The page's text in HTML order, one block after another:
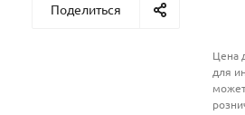
Поделиться
Цена
для